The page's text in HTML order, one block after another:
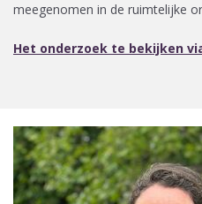
meegenomen in de ruimtelijke
Het onderzoek te bekijken